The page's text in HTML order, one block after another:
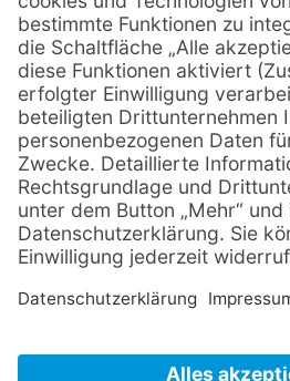
Über uns
Kontakt
Praxis für Physiotherapie
Im Stühlinger 5, 79423
07634 6944242
info@physiotherapie-
https://www.physiotherapie-